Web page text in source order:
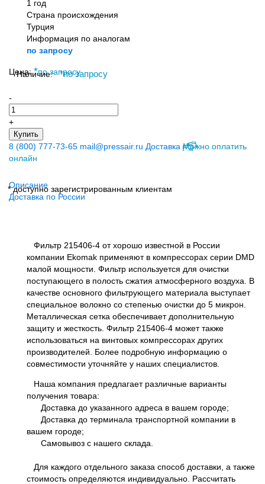
1 год
Страна происхождения
Турция
Информация по аналогам
по запросу
Цена: *по запросу
Наличие: *по запросу
-
+
Купить
8 (800) 777-73-65 mail@pressair.ru Доставка Можно оплатить
онлайн
* доступно зарегистрированным клиентам
Описание
Доставка по России
Фильтр 215406-4 от хорошо известной в России
компании Ekomak применяют в компрессорах серии DMD
малой мощности. Фильтр используется для очистки
поступающего в полость сжатия атмосферного воздуха. В
качестве основного фильтрующего материала выступает
специальное волокно со степенью очистки до 5 микрон.
Металлическая сетка обеспечивает дополнительную
защиту и жесткость. Фильтр 215406-4 может также
использоваться на винтовых компрессорах других
производителей. Более подробную информацию о
совместимости уточняйте у наших специалистов.
Наша компания предлагает различные варианты
получения товара:
Доставка до указанного адреса в вашем городе;
Доставка до терминала транспортной компании в
вашем городе;
Самовывоз с нашего склада.
Для каждого отдельного заказа способ доставки, а также
стоимость определяются индивидуально. Рассчитать